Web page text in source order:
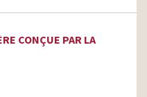
CONÇUE PAR LA